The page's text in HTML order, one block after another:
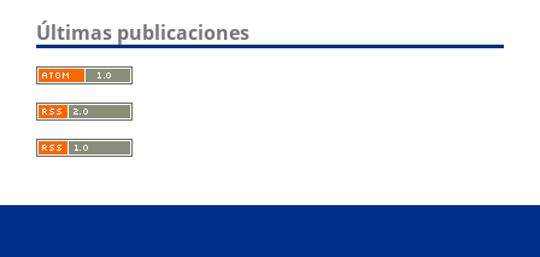
Últimas publicaciones